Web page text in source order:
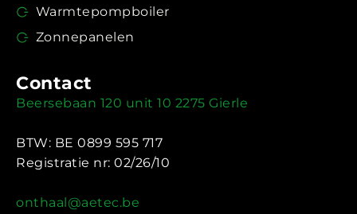
Warmtepompboiler
Zonnepanelen
Contact
Beersebaan 120 unit 10 2275 Gierle
BTW: BE 0899 595 717
Registratie nr: 02/26/10
onthaal@aetec.be